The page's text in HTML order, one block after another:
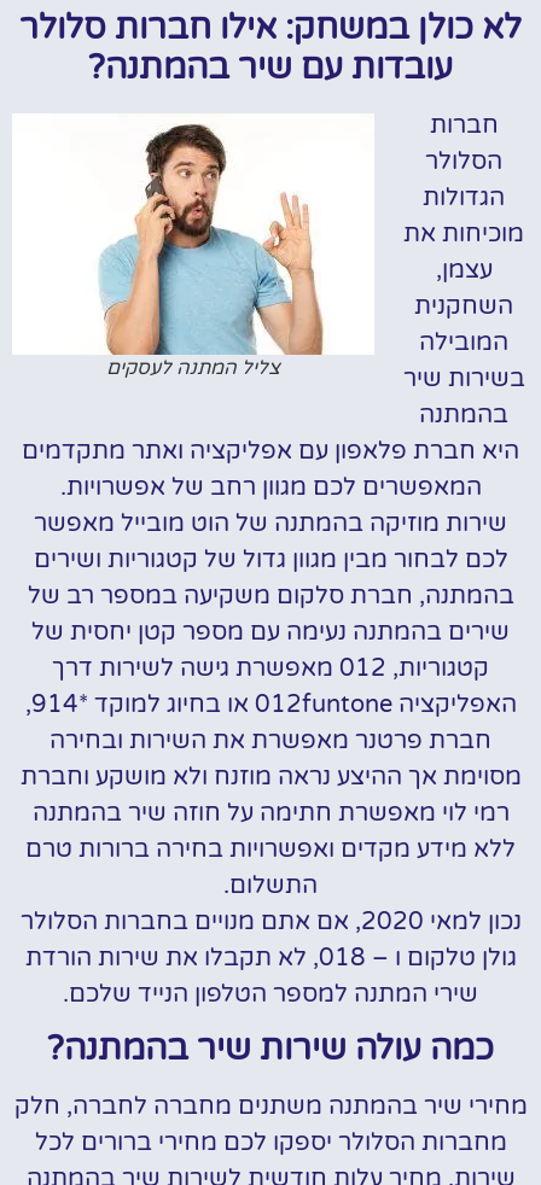
לא כולן במשחק: אילו חברות סלולר
עובדות עם שיר בהמתנה?
צליל המתנה לעסקים
חברות
הסלולר
הגדולות
מוכיחות את
עצמן,
השחקנית
המובילה
בשירות שיר
בהמתנה
היא חברת פלאפון עם אפליקציה ואתר מתקדמים
המאפשרים לכם מגוון רחב של אפשרויות.
שירות מוזיקה בהמתנה של הוט מובייל מאפשר
לכם לבחור מבין מגוון גדול של קטגוריות ושירים
בהמתנה, חברת סלקום משקיעה במספר רב של
שירים בהמתנה נעימה עם מספר קטן יחסית של
קטגוריות,
012 מאפשרת גישה לשירות דרך
האפליקציה 012funtone או בחיוג למוקד *914
,
חברת פרטנר מאפשרת את השירות ובחירה
מסוימת אך ההיצע נראה מוזנח ולא מושקע וחברת
רמי לוי מאפשרת חתימה על חוזה שיר בהמתנה
ללא מידע מקדים ואפשרויות בחירה ברורות טרם
התשלום.
נכון למאי 2020, אם אתם מנויים בחברות הסלולר
גולן טלקום ו – 018, לא תקבלו את שירות הורדת
שירי המתנה למספר הטלפון הנייד שלכם.
כמה עולה שירות שיר בהמתנה?
מחירי שיר בהמתנה משתנים מחברה לחברה, חלק
מחברות הסלולר יספקו לכם מחירי ברורים לכל